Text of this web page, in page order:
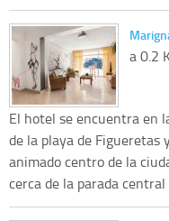
a 0.2
El hotel se encuentra en
de la playa de Figueretas
animado centro de la
cerca de la parada central